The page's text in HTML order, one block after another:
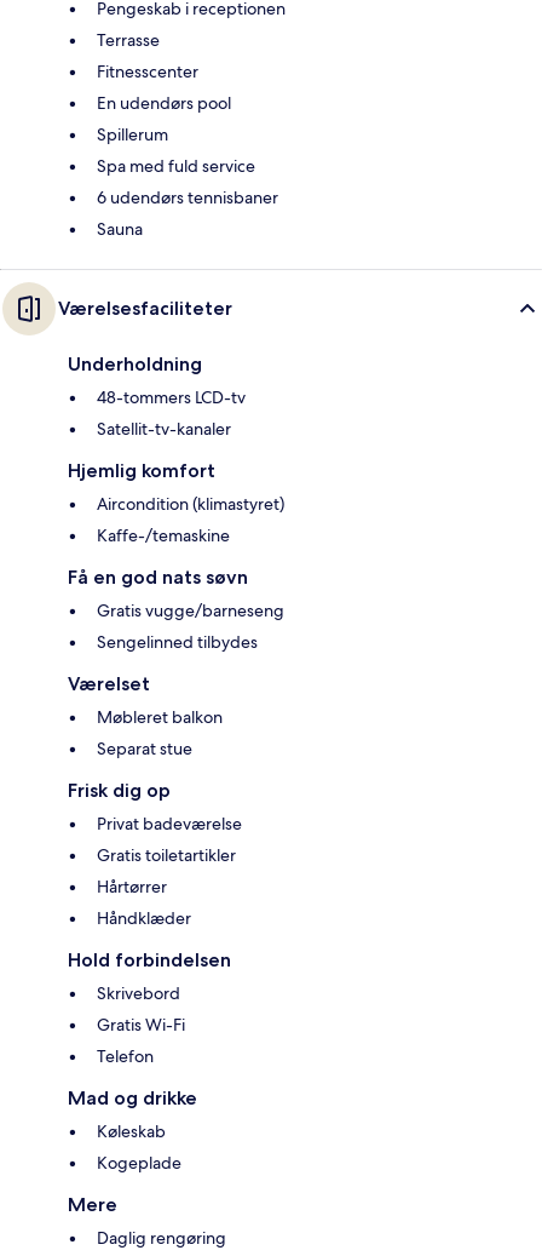
Pengeskab i receptionen
Terrasse
Fitnesscenter
En udendørs pool
Spillerum
Spa med fuld service
6 udendørs tennisbaner
Sauna
Værelsesfaciliteter
Underholdning
48-tommers LCD-tv
Satellit-tv-kanaler
Hjemlig komfort
Aircondition (klimastyret)
Kaffe-/temaskine
Få en god nats søvn
Gratis vugge/barneseng
Sengelinned tilbydes
Værelset
Møbleret balkon
Separat stue
Frisk dig op
Privat badeværelse
Gratis toiletartikler
Hårtørrer
Håndklæder
Hold forbindelsen
Skrivebord
Gratis Wi-Fi
Telefon
Mad og drikke
Køleskab
Kogeplade
Mere
Daglig rengøring